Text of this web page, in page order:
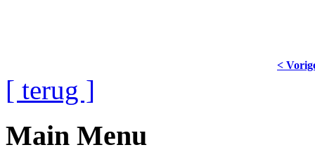
<
[ terug ]
Main Menu